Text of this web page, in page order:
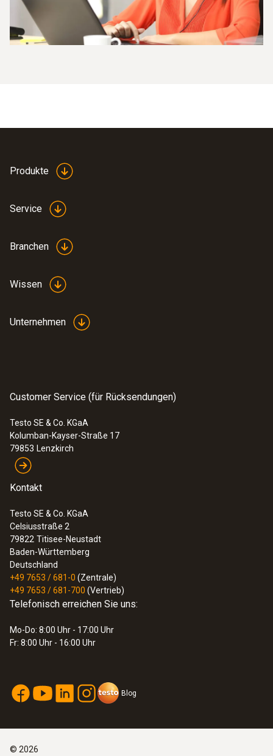
Produkte
Service
Branchen
Wissen
Unternehmen
Customer Service (für Rücksendungen)
Testo SE & Co. KGaA
Kolumban-Kayser-Straße 17
79853 Lenzkirch
Kontakt
Testo SE & Co. KGaA
Celsiusstraße 2
79822 Titisee-Neustadt
Baden-Württemberg
Deutschland
+49 7653 / 681-0 (Zentrale)
+49 7653 / 681-700 (Vertrieb)
Telefonisch erreichen Sie uns:
Mo-Do: 8:00 Uhr - 17:00 Uhr
Fr: 8:00 Uhr - 16:00 Uhr
Blog
© 2026